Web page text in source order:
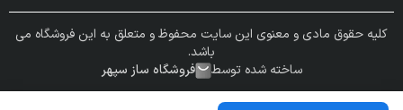
کلیه حقوق مادی و معنوی این سایت محفوظ و متعلق به این فروشگاه می
باشد.
ساخته شده توسط
فروشگاه ساز سپهر